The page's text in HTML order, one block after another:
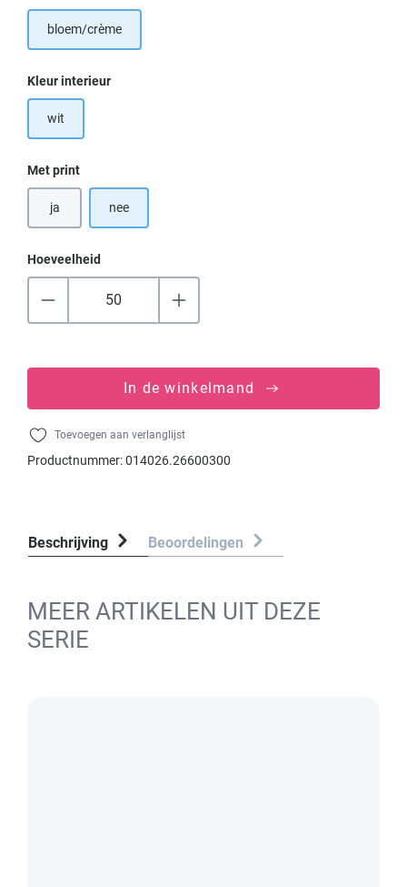
bloem/crème
Selecteer
Kleur interieur
wit
Selecteer
Met print
ja nee
Hoeveelheid
In de winkelmand
Toevoegen aan verlanglijst
Productnummer:014026.26600300
Beschrijving Beoordelingen
MEER ARTIKELEN UIT DEZE
SERIE